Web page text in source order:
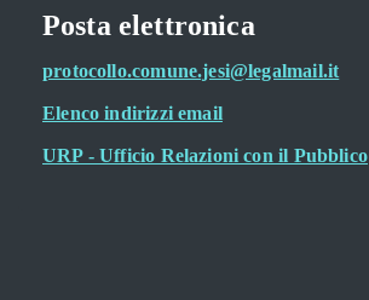
Posta elettronica
protocollo.comune.jesi@legalmail.it
Elenco indirizzi email
URP - Ufficio Relazioni con il Pubblico